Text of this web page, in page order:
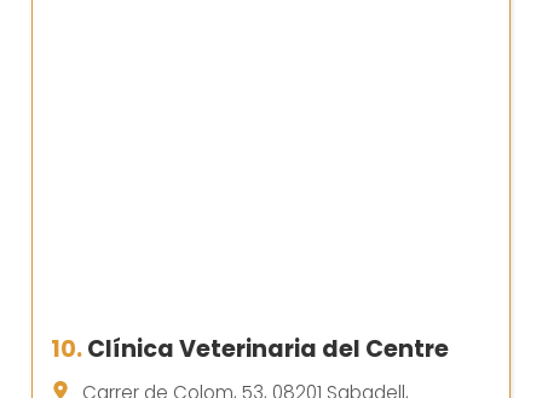
10.Clínica Veterinaria del Centre
Carrer de Colom, 53, 08201 Sabadell,